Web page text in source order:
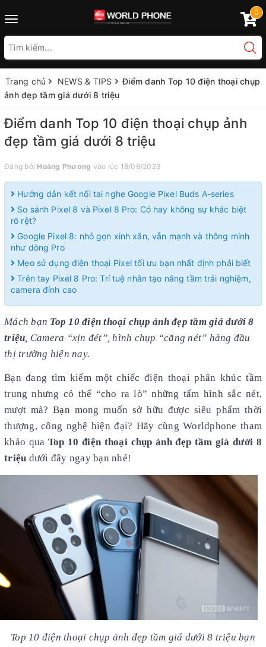
Toggle
0
Trang chủ NEWS & TIPS
Điểm danh Top 10 điện thoại chụp
ảnh đẹp tầm giá dưới 8 triệu
Điểm danh Top 10 điện thoại chụp ảnh
đẹp tầm giá dưới 8 triệu
Đăng bởi Hoàng Phương vào lúc 18/08/2023
Hướng dẫn kết nối tai nghe Google Pixel Buds A-series
So sánh Pixel 8 và Pixel 8 Pro: Có hay không sự khác biệt
rõ rệt?
Google Pixel 8: nhỏ gọn xinh xắn, vẫn mạnh và thông minh
như dòng Pro
Mẹo sử dụng điện thoại Pixel tối ưu bạn nhất định phải biết
Trên tay Pixel 8 Pro: Trí tuệ nhân tạo nâng tầm trải nghiệm,
camera đỉnh cao
Mách bạn Top 10 điện thoại chụp ảnh đẹp tầm giá dưới 8
triệu, Camera “xịn đét”, hình chụp “căng nét” hàng đầu
thị trường hiện nay.
Bạn đang tìm kiếm một chiếc điện thoại phân khúc tầm
trung nhưng có thể “cho ra lò” những tấm hình sắc nét,
mượt mà? Bạn mong muốn sở hữu được siêu phẩm thời
thượng, công nghệ hiện đại? Hãy cùng Worldphone tham
khảo qua Top 10 điện thoại chụp ảnh đẹp tầm giá dưới 8
triệu dưới đây ngay bạn nhé!
Top 10 điện thoại chụp ảnh đẹp tầm giá dưới 8 triệu bạn